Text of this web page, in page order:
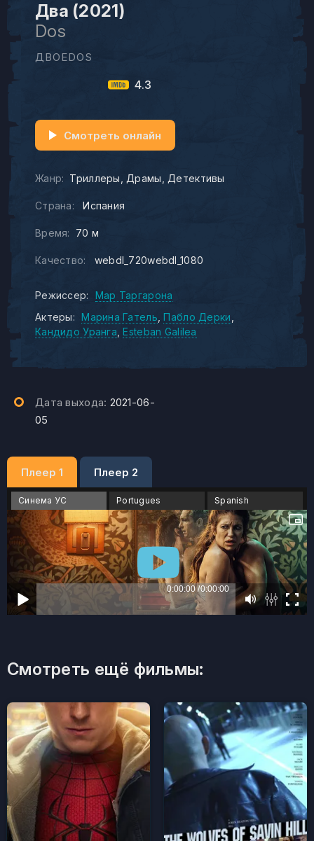
Два (2021)
Dos
ДВОЕDOS
4.3
Жанр: Триллеры Драмы Детективы
Страна: Испания
Время: 70 м
Качество: webdl_720webdl_1080
Смотреть онлайн
Режиссер:
Мар Таргарона
Актеры:
Марина Гатель Пабло Дерки
Кандидо Уранга Esteban Galilea
Дата выхода: 2021-06-
05
Плеер 1 Плеер 2
Синема УС Portugues Spanish
Смотреть ещё фильмы: